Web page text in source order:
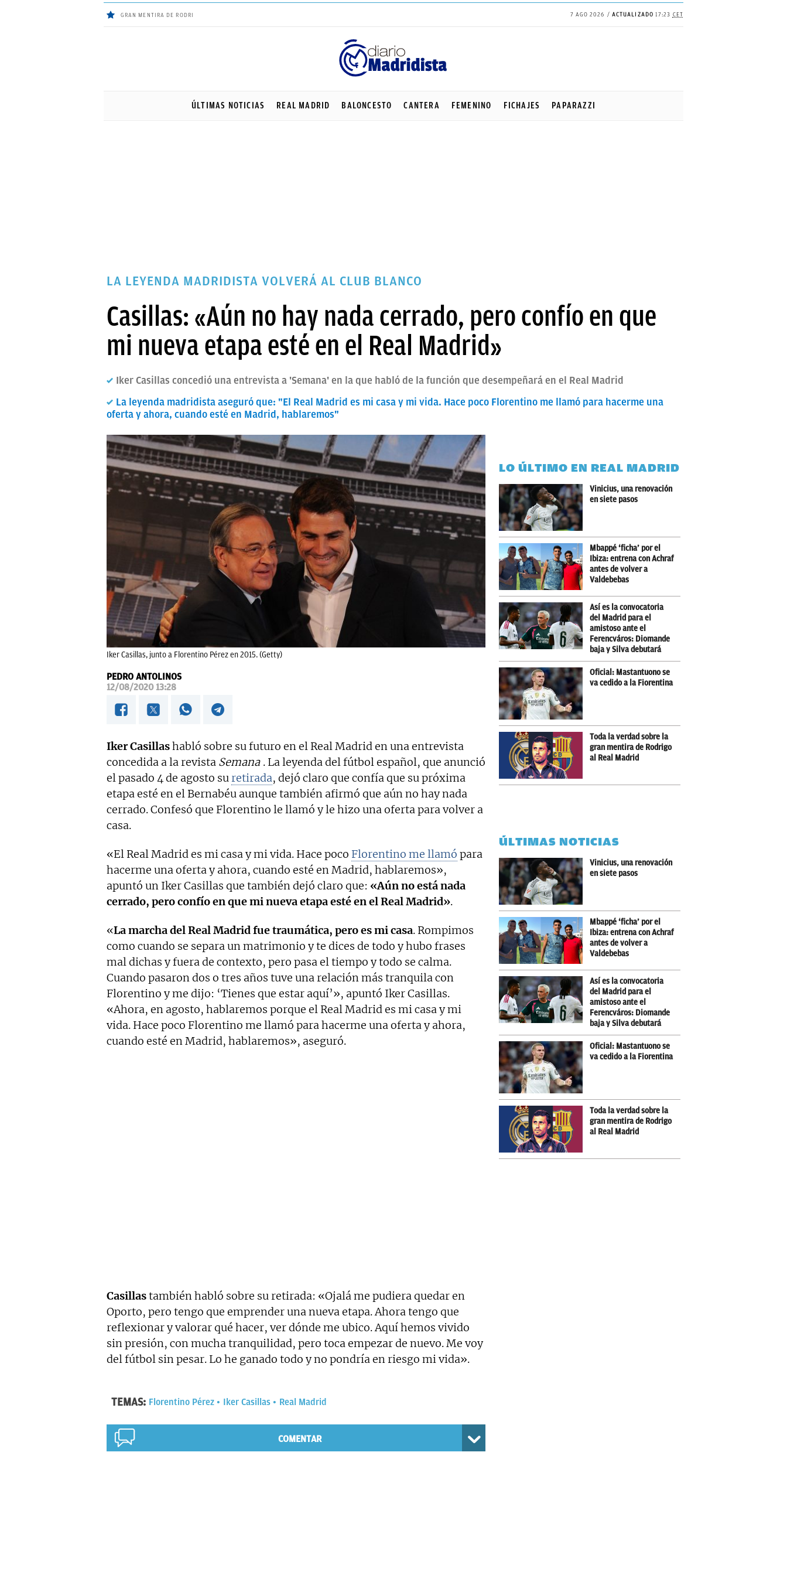
GRAN MENTIRA DE RODRI 7 AGO 2026 ACTUALIZADO 17:23 CET
ÚLTIMAS NOTICIAS REAL MADRID BALONCESTO CANTERA FEMENINO FICHAJES PAPARAZZI
LA LEYENDA MADRIDISTA VOLVERÁ AL CLUB BLANCO
Casillas: «Aún no hay nada cerrado, pero confío en que
mi nueva etapa esté en el Real Madrid»
Iker Casillas concedió una entrevista a 'Semana' en la que habló de la función que desempeñará en el Real Madrid
La leyenda madridista aseguró que: "El Real Madrid es mi casa y mi vida. Hace poco Florentino me llamó para hacerme una
oferta y ahora, cuando esté en Madrid, hablaremos"
Iker Casillas, junto a Florentino Pérez en 2015. (Getty)
PEDRO ANTOLINOS
12/08/2020 13:28
Iker Casillashabló sobre su futuro en el Real Madrid en una entrevista
concedida a la revista Semana . La leyenda del fútbol español, que anunció
el pasado 4 de agosto su retirada, dejó claro que confía que su próxima
etapa esté en el Bernabéu aunque también afirmó que aún no hay nada
cerrado. Confesó que Florentino le llamó y le hizo una oferta para volver a
casa.
«El Real Madrid es mi casa y mi vida. Hace poco Florentino me llamó para
hacerme una oferta y ahora, cuando esté en Madrid, hablaremos»,
apuntó un Iker Casillas que también dejó claro que: «Aún no está nada
cerrado, pero confío en que mi nueva etapa esté en el Real Madrid».
«La marcha del Real Madrid fue traumática, pero es mi casa. Rompimos
como cuando se separa un matrimonio y te dices de todo y hubo frases
mal dichas y fuera de contexto, pero pasa el tiempo y todo se calma.
Cuando pasaron dos o tres años tuve una relación más tranquila con
Florentino y me dijo: ‘Tienes que estar aquí’», apuntó Iker Casillas.
«Ahora, en agosto, hablaremos porque el Real Madrid es mi casa y mi
vida. Hace poco Florentino me llamó para hacerme una oferta y ahora,
cuando esté en Madrid, hablaremos», aseguró.
Casillastambién habló sobre su retirada: «Ojalá me pudiera quedar en
Oporto, pero tengo que emprender una nueva etapa. Ahora tengo que
reflexionar y valorar qué hacer, ver dónde me ubico. Aquí hemos vivido
sin presión, con mucha tranquilidad, pero toca empezar de nuevo. Me voy
del fútbol sin pesar. Lo he ganado todo y no pondría en riesgo mi vida».
TEMAS: Florentino Pérez Iker Casillas Real Madrid
COMENTAR
LO ÚLTIMO EN REAL MADRID
Vinicius, una renovación
en siete pasos
Mbappé ‘ficha’ por el
Ibiza: entrena con Achraf
antes de volver a
Valdebebas
Así es la convocatoria
del Madrid para el
amistoso ante el
Ferencváros: Diomande
baja y Silva debutará
Oficial: Mastantuono se
va cedido a la Fiorentina
Toda la verdad sobre la
gran mentira de Rodrigo
al Real Madrid
ÚLTIMAS NOTICIAS
Vinicius, una renovación
en siete pasos
Mbappé ‘ficha’ por el
Ibiza: entrena con Achraf
antes de volver a
Valdebebas
Así es la convocatoria
del Madrid para el
amistoso ante el
Ferencváros: Diomande
baja y Silva debutará
Oficial: Mastantuono se
va cedido a la Fiorentina
Toda la verdad sobre la
gran mentira de Rodrigo
al Real Madrid